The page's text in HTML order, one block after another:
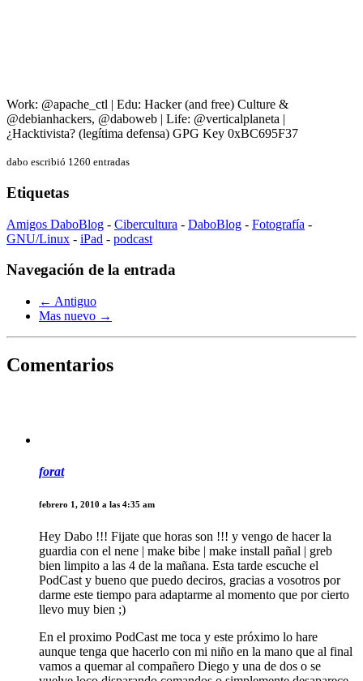
Work: @apache_ctl | Edu: Hacker (and free) Culture &
@debianhackers, @daboweb | Life: @verticalplaneta |
¿Hacktivista? (legítima defensa) GPG Key 0xBC695F37
dabo escribió 1260 entradas
Etiquetas
Amigos DaboBlog - Cibercultura - DaboBlog - Fotografía -
GNU/Linux - iPad - podcast
Navegación de la entrada
← Antiguo
Mas nuevo →
Comentarios
forat
febrero 1, 2010 a las 4:35 am
Hey Dabo !!! Fijate que horas son !!! y vengo de hacer la
guardia con el nene | make bibe | make install pañal | greb
bien limpito a las 4 de la mañana. Esta tarde escuche el
PodCast y bueno que puedo deciros, gracias a vosotros por
darme este tiempo para adaptarme al momento que por cierto
llevo muy bien ;)
En el proximo PodCast me toca y este próximo lo hare
aunque tenga que hacerlo con mi niño en la mano que al final
vamos a quemar al compañero Diego y una de dos o se